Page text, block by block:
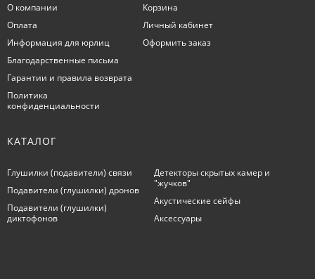
О компании
Оплата
Информация для юрлиц
Благодарственные письма
Гарантии и правила возврата
Политика
конфиденциальности
Корзина
Личный кабинет
Оформить заказ
КАТАЛОГ
Глушилки (подавители) связи
Подавители (глушилки) дронов
Подавители (глушилки)
диктофонов
Детекторы скрытых камер и
"жучков"
Акустические сейфы
Аксессуары